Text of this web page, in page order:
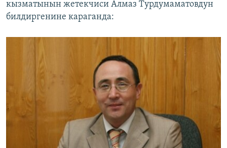
кызматынын жетекчиси Алмаз Турдумаматовдун
билдиргенине караганда: